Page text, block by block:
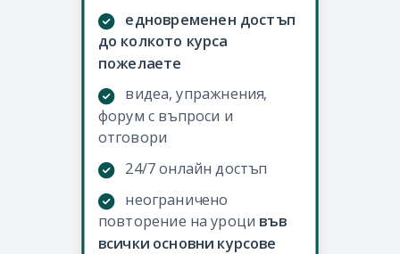
едновременен достъп
до колкото курса
пожелаете
видеа, упражнения,
форум с въпроси и
отговори
24/7 онлайн достъп
неограничено
повторение на уроци във
всички основни курсове